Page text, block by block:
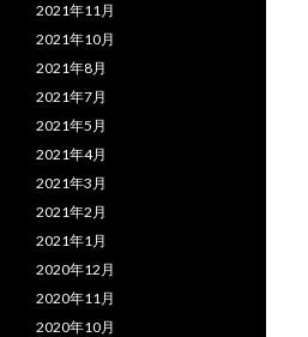
2021年11月
2021年10月
2021年8月
2021年7月
2021年5月
2021年4月
2021年3月
2021年2月
2021年1月
2020年12月
2020年11月
2020年10月